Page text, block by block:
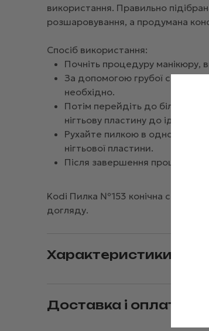
використання. Правильно
розшаровування, а продумана
Спосіб використання:
Почніть процедуру
За допомогою грубої сторони
необхідно.
Потім перейдіть до більш
нігтьову пластину до
Рухайте пилкою в одному
нігтьової пластини.
Після завершення процедури
Kodi Пилка №153 конічна світло-
догляду.
Характеристики
Доставка і оплата